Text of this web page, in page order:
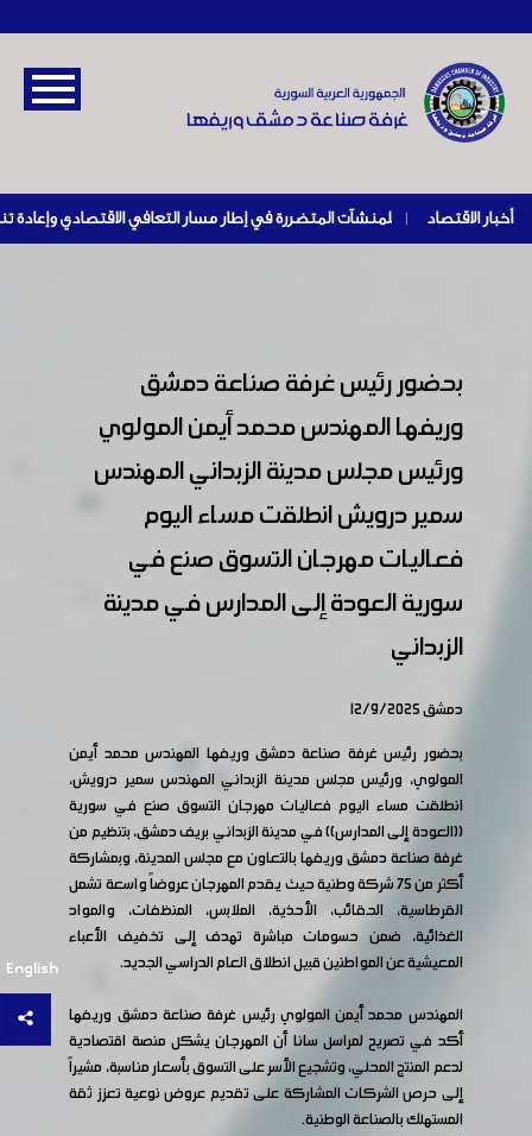
أخبار الاقتصاد |
English
بحضور رئيس غرفة صناعة دمشق
وريفها المهندس محمد أيمن المولوي
ورئيس مجلس مدينة الزبداني المهندس
سمير درويش انطلقت مساء اليوم
فعاليات مهرجان التسوق صنع في
سورية العودة إلى المدارس في مدينة
الزبداني
دمشق 12/9/2025
بحضور رئيس غرفة صناعة دمشق وريفها المهندس محمد أيمن
المولوي، ورئيس مجلس مدينة الزبداني المهندس سمير درويش،
انطلقت مساء اليوم فعاليات مهرجان التسوق صنع في سورية
((العودة إلى المدارس)) في مدينة الزبداني بريف دمشق، بتنظيم من
غرفة صناعة دمشق وريفها بالتعاون مع مجلس المدينة، وبمشاركة
أكثر من 75 شركة وطنية حيث يقدم المهرجان عروضاً واسعة تشمل
القرطاسية، الحقائب، الأحذية، الملابس، المنظفات، والمواد
الغذائية، ضمن حسومات مباشرة تهدف إلى تخفيف الأعباء
المعيشية عن المواطنين قبيل انطلاق العام الدراسي الجديد.
المهندس محمد أيمن المولوي رئيس غرفة صناعة دمشق وريفها
أكد في تصريح لمراسل سانا أن المهرجان يشكل منصة اقتصادية
لدعم المنتج المحلي، وتشجيع الأسر على التسوق بأسعار مناسبة، مشيراً
إلى حرص الشركات المشاركة على تقديم عروض نوعية تعزز ثقة
المستهلك بالصناعة الوطنية.